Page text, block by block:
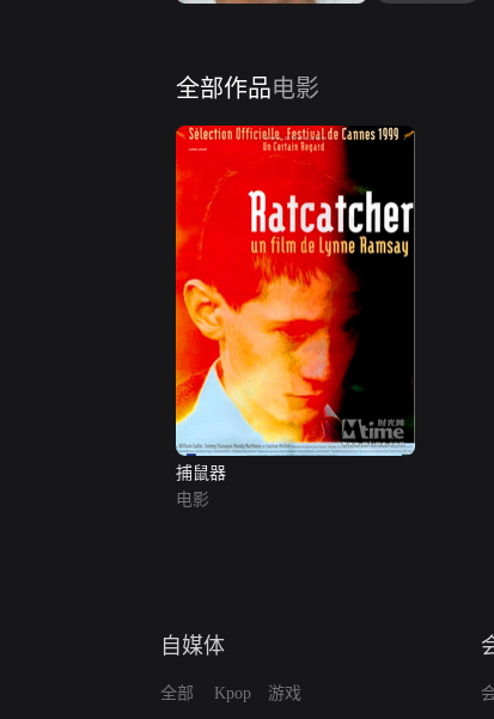
全部作品电影
捕鼠器
电影
自媒体
全部 Kpop 游戏